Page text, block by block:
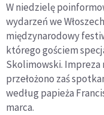
W niedzielę
wydarzeń we
międzynarodowy
którego gościem
Skolimowski. Impreza
przełożono zaś
według papieża
marca.